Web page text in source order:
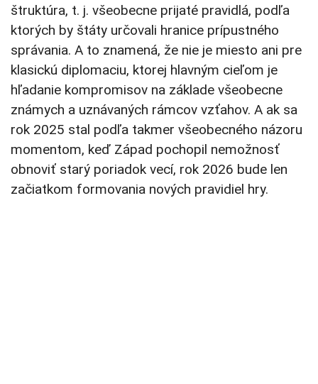
štruktúra, t. j. všeobecne prijaté pravidlá, podľa
ktorých by štáty určovali hranice prípustného
správania. A to znamená, že nie je miesto ani pre
klasickú diplomaciu, ktorej hlavným cieľom je
hľadanie kompromisov na základe všeobecne
známych a uznávaných rámcov vzťahov. A ak sa
rok 2025 stal podľa takmer všeobecného názoru
momentom, keď Západ pochopil nemožnosť
obnoviť starý poriadok vecí, rok 2026 bude len
začiatkom formovania nových pravidiel hry.